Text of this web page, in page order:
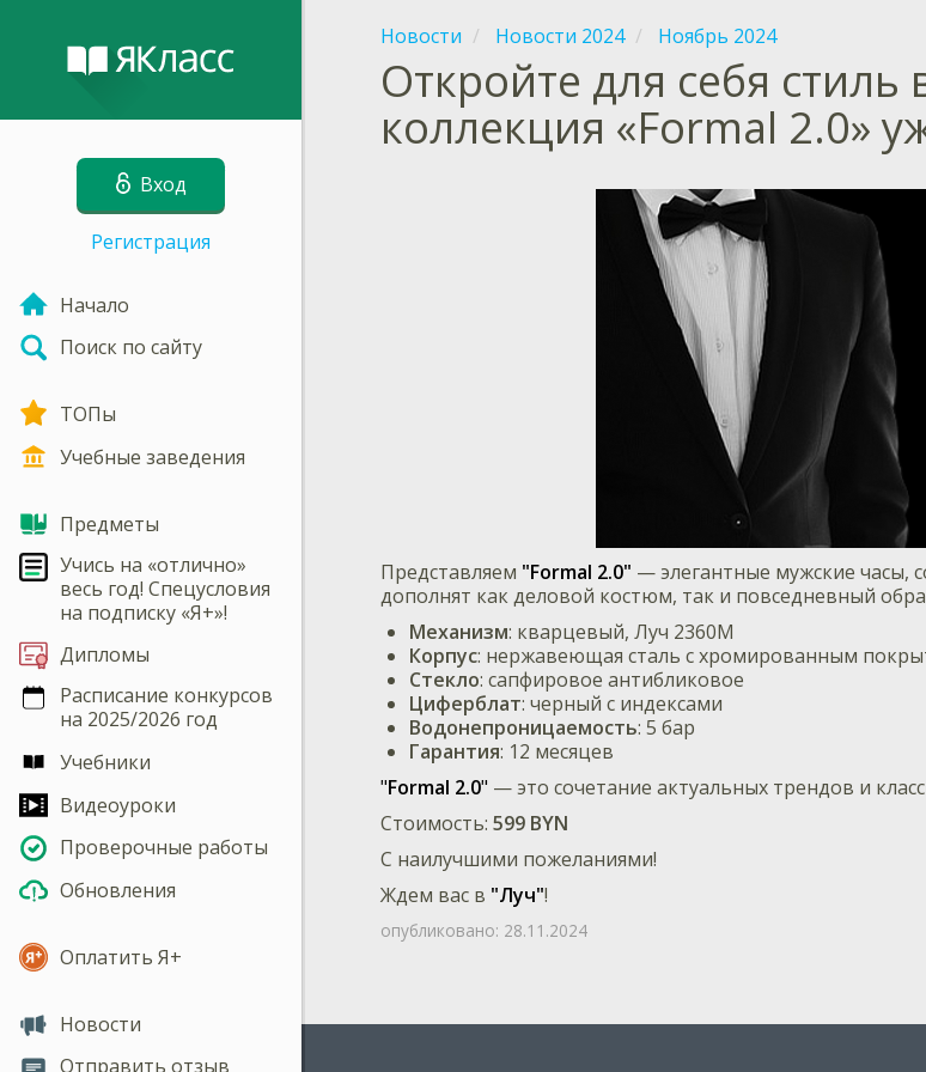
Вход
Регистрация
Начало
Поиск по сайту
ТОПы
Учебные заведения
Предметы
Учись на «отлично»
весь год! Спецусловия
на подписку «Я+»!
Дипломы
Расписание конкурсов
на 2025/2026 год
Учебники
Видеоуроки
Проверочные работы
Обновления
Оплатить Я+
Новости
Отправить отзыв
Новости Новости 2024 Ноябрь 2024
Откройте для себя
коллекция «Formal 2.0»
Представляем "Formal 2.0" — элегантные мужские часы,
дополнят как деловой костюм, так и повседневный
Механизм: кварцевый, Луч 2360M
Корпус: нержавеющая сталь с хромированным
Стекло: сапфировое антибликовое
Циферблат: черный с индексами
Водонепроницаемость: 5 бар
Гарантия: 12 месяцев
"Formal 2.0" — это сочетание актуальных трендов и
Стоимость: 599 BYN
С наилучшими пожеланиями!
Ждем вас в "Луч"!
опубликовано: 28.11.2024